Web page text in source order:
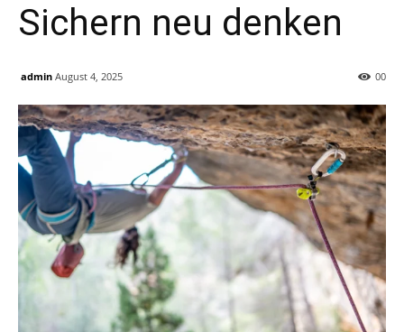
Sichern neu denken
admin August 4, 2025 0
0